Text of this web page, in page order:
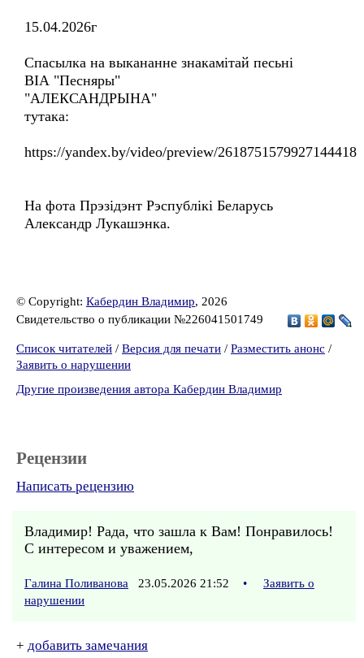
15.04.2026г
Спасылка на выкананне знакамітай песьні
ВІА "Песняры"
"АЛЕКСАНДРЫНА"
тутака:
https://yandex.by/video/preview/2618751579927144418
На фота Прэзідэнт Рэспублікі Беларусь
Александр Лукашэнка.
© Copyright: Кабердин Владимир, 2026
Свидетельство о публикации №226041501749
Список читателей / Версия для печати / Разместить анонс /
Заявить о нарушении
Другие произведения автора Кабердин Владимир
Рецензии
Написать рецензию
Владимир! Рада, что зашла к Вам! Понравилось!
С интересом и уважением,
Галина Поливанова 23.05.2026 21:52 •
Заявить о
нарушении
+ добавить замечания